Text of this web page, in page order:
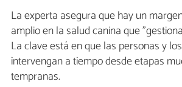
La experta asegura que hay un
amplio en la salud canina que
La clave está en que las personas y
intervengan a tiempo desde etapas
tempranas.